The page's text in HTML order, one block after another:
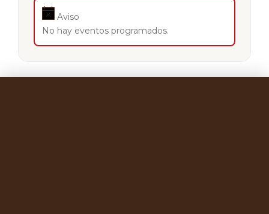
Aviso
No hay eventos programados.